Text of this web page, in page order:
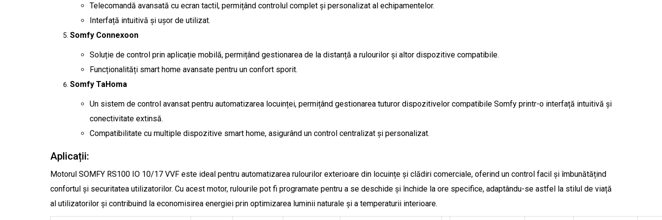
Telecomandă avansată cu ecran tactil, permițând controlul complet și personalizat al echipamentelor.
Interfață intuitivă și ușor de utilizat.
Somfy Connexoon
Soluție de control prin aplicație mobilă, permițând gestionarea de la distanță a rulourilor și altor dispozitive compatibile.
Funcționalități smart home avansate pentru un confort sporit.
Somfy TaHoma
Un sistem de control avansat pentru automatizarea locuinței, permițând gestionarea tuturor dispozitivelor compatibile Somfy printr-o interfață intuitivă și
conectivitate extinsă.
Compatibilitate cu multiple dispozitive smart home, asigurând un control centralizat și personalizat.
Aplicații:
Motorul SOMFY RS100 IO 10/17 VVF este ideal pentru automatizarea rulourilor exterioare din locuințe și clădiri comerciale, oferind un control facil și îmbunătățind
confortul și securitatea utilizatorilor. Cu acest motor, rulourile pot fi programate pentru a se deschide și închide la ore specifice, adaptându-se astfel la stilul de viață
al utilizatorilor și contribuind la economisirea energiei prin optimizarea luminii naturale și a temperaturii interioare.